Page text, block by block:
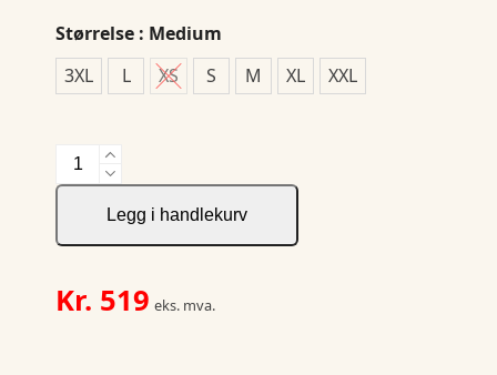
Størrelse : Medium
3XL
L XS S M XL XXL
NOR
Hoody
Softshell
Ladies
antall
Legg i handlekurv
Kr. 519 eks. mva.